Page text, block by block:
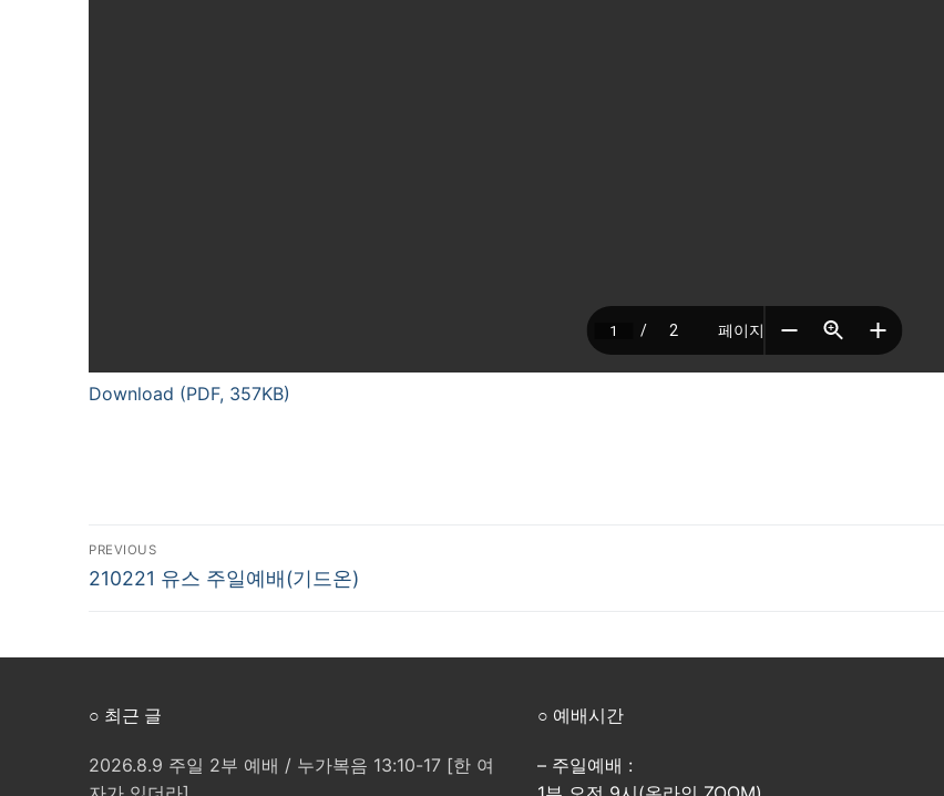
Download (PDF, 357KB)
글
탐
PREVIOUS
Previous
210221 유스 주일예배(기드온)
○ 최근 글
2026.8.9 주일 2부 예배 / 누가복음 13:10-17 [한 여
○ 예배시간
– 주일예배 :